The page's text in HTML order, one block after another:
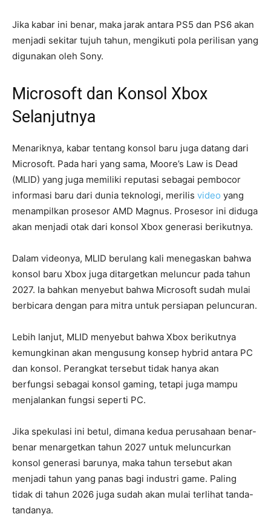
Jika kabar ini benar, maka jarak antara PS5 dan PS6 akan
menjadi sekitar tujuh tahun, mengikuti pola perilisan yang
digunakan oleh Sony.
Microsoft dan Konsol Xbox
Selanjutnya
Menariknya, kabar tentang konsol baru juga datang dari
Microsoft. Pada hari yang sama, Moore’s Law is Dead
(MLID) yang juga memiliki reputasi sebagai pembocor
informasi baru dari dunia teknologi, merilis video yang
menampilkan prosesor AMD Magnus. Prosesor ini diduga
akan menjadi otak dari konsol Xbox generasi berikutnya.
Dalam videonya, MLID berulang kali menegaskan bahwa
konsol baru Xbox juga ditargetkan meluncur pada tahun
2027. Ia bahkan menyebut bahwa Microsoft sudah mulai
berbicara dengan para mitra untuk persiapan peluncuran.
Lebih lanjut, MLID menyebut bahwa Xbox berikutnya
kemungkinan akan mengusung konsep hybrid antara PC
dan konsol. Perangkat tersebut tidak hanya akan
berfungsi sebagai konsol gaming, tetapi juga mampu
menjalankan fungsi seperti PC.
Jika spekulasi ini betul, dimana kedua perusahaan benar-
benar menargetkan tahun 2027 untuk meluncurkan
konsol generasi barunya, maka tahun tersebut akan
menjadi tahun yang panas bagi industri game. Paling
tidak di tahun 2026 juga sudah akan mulai terlihat tanda-
tandanya.